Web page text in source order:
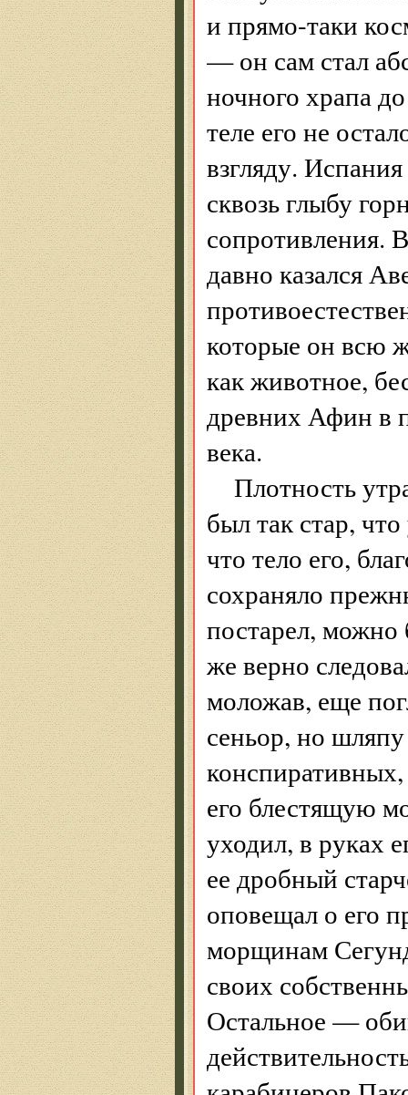
и прямо-таки
— он сам стал
ночного храпа
теле его не
взгляду.
сквозь глыбу
сопротивления.
давно казался
которые он всю
как животное,
древних Афин в
века.
Плотность
был так стар,
что тело его,
сохраняло
постарел, можно
же верно
моложав, еще
сеньор, но
его блестящую
уходил, в руках
ее дробный
оповещал о его
морщинам
своих
Остальное —